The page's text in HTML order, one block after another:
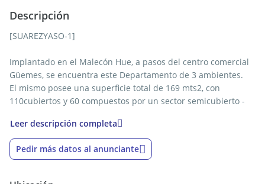
Descripción
[SUAREZYASO-1]
Implantado en el Malecón Hue, a pasos del centro comercial
Güemes, se encuentra este Departamento de 3 ambientes.
El mismo posee una superficie total de 169 mts2, con
110cubiertos y 60 compuestos por un sector semicubierto -
reuniones.
Esta propiedad reúne varias ventajas: gran superficie, diseño
moderno, materiales constructivos de alta calidad y una
Cuenta con hall que da ingreso a un amplio living comedor
Leer descripción completa
Pedir más datos al anunciante